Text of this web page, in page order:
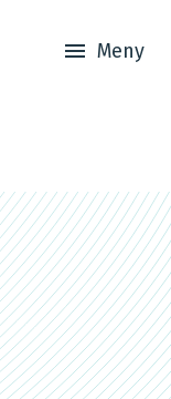
Meny